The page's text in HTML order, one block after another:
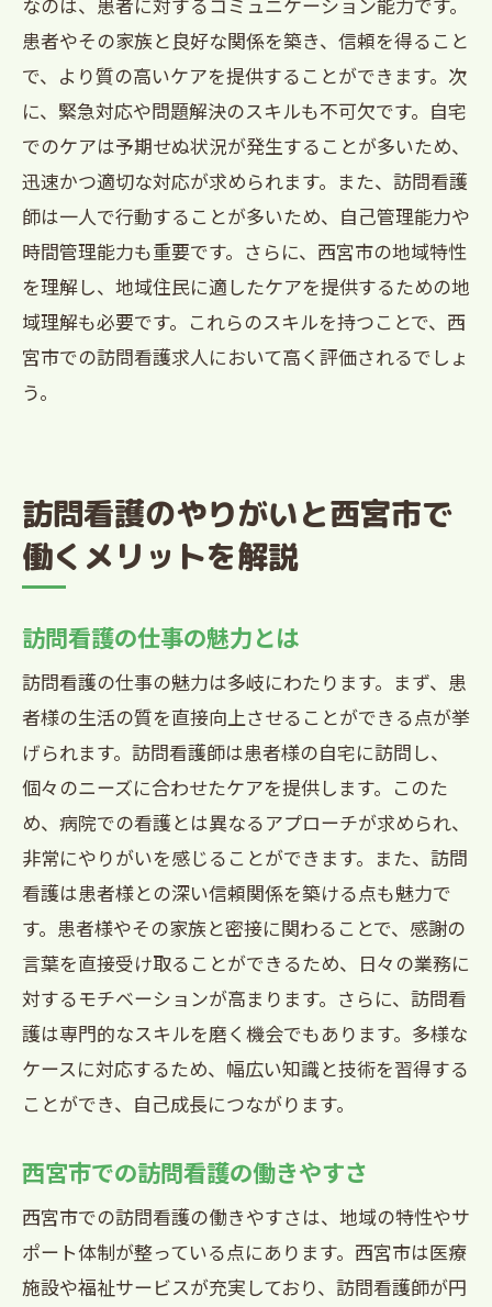
患者やその家族と良好な関係を築き、信頼を得ること
で、より質の高いケアを提供することができます。次
に、緊急対応や問題解決のスキルも不可欠です。自宅
でのケアは予期せぬ状況が発生することが多いため、
迅速かつ適切な対応が求められます。また、訪問看護
師は一人で行動することが多いため、自己管理能力や
時間管理能力も重要です。さらに、西宮市の地域特性
を理解し、地域住民に適したケアを提供するための地
域理解も必要です。これらのスキルを持つことで、西
宮市での訪問看護求人において高く評価されるでしょ
う。
訪問看護のやりがいと西宮市で
働くメリットを解説
訪問看護の仕事の魅力とは
訪問看護の仕事の魅力は多岐にわたります。まず、患
者様の生活の質を直接向上させることができる点が挙
げられます。訪問看護師は患者様の自宅に訪問し、
個々のニーズに合わせたケアを提供します。このた
め、病院での看護とは異なるアプローチが求められ、
非常にやりがいを感じることができます。また、訪問
看護は患者様との深い信頼関係を築ける点も魅力で
す。患者様やその家族と密接に関わることで、感謝の
言葉を直接受け取ることができるため、日々の業務に
対するモチベーションが高まります。さらに、訪問看
護は専門的なスキルを磨く機会でもあります。多様な
ケースに対応するため、幅広い知識と技術を習得する
ことができ、自己成長につながります。
西宮市での訪問看護の働きやすさ
西宮市での訪問看護の働きやすさは、地域の特性やサ
ポート体制が整っている点にあります。西宮市は医療
施設や福祉サービスが充実しており、訪問看護師が円